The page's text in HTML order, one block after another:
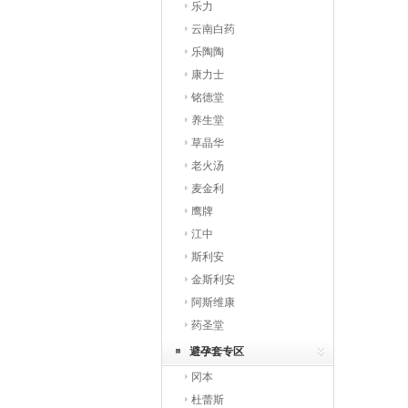
乐力
云南白药
乐陶陶
康力士
铭德堂
养生堂
草晶华
老火汤
麦金利
鹰牌
江中
斯利安
金斯利安
阿斯维康
药圣堂
避孕套专区
冈本
杜蕾斯